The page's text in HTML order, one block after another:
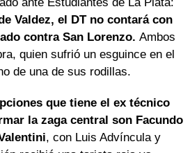
Valdez, el DT no contará con
contra San Lorenzo. Ambos
quien sufrió un esguince en el
de una de sus rodillas.
que tiene el ex técnico
la zaga central son Facundo
, con Luis Advíncula y